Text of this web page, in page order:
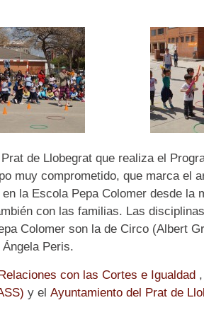
de Llobegrat que realiza el
muy comprometido, que marca el
la Escola Pepa Colomer desde la
con las familias. Las
Colomer son la de Circo (Albert
Peris.
con las Cortes e Igualdad
y el Ayuntamiento del Prat de